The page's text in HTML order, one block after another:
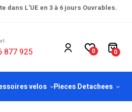
dans L’UE en 3 à 6 jours Ouvrables.
877 925 0 0
velos Pieces Detachees